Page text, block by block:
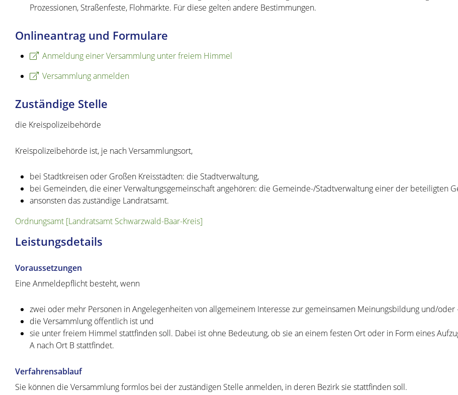
Prozessionen, Straßenfeste, Flohmärkte. Für diese gelten andere Bestimmungen.
Onlineantrag und Formulare
Anmeldung einer Versammlung unter freiem Himmel
Versammlung anmelden
Zuständige Stelle
die Kreispolizeibehörde
Kreispolizeibehörde ist, je nach Versammlungsort,
bei Stadtkreisen oder Großen Kreisstädten: die Stadtverwaltung,
bei Gemeinden, die einer Verwaltungsgemeinschaft angehören: die Gemeinde-/Stadtverwaltung einer der beteiligten
ansonsten das zuständige Landratsamt.
Ordnungsamt [Landratsamt Schwarzwald-Baar-Kreis]
Leistungsdetails
Voraussetzungen
Eine Anmeldepflicht besteht, wenn
zwei oder mehr Personen in Angelegenheiten von allgemeinem Interesse zur gemeinsamen Meinungsbildung und/
die Versammlung öffentlich ist und
sie unter freiem Himmel stattfinden soll. Dabei ist ohne Bedeutung, ob sie an einem festen Ort oder in Form eines
A nach Ort B stattfindet.
Verfahrensablauf
Sie können die Versammlung formlos bei der zuständigen Stelle anmelden, in deren Bezirk sie stattfinden soll.